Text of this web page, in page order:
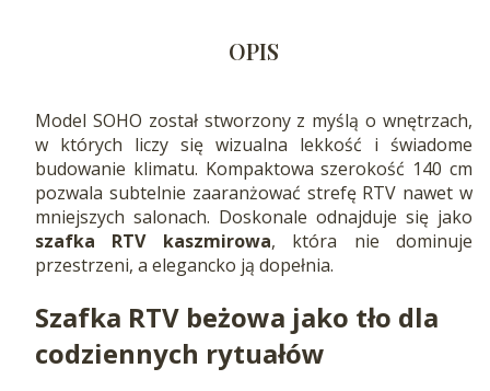
OPIS
Model SOHO został stworzony z myślą o wnętrzach,
w których liczy się wizualna lekkość i świadome
budowanie klimatu. Kompaktowa szerokość 140 cm
pozwala subtelnie zaaranżować strefę RTV nawet w
mniejszych salonach. Doskonale odnajduje się jako
szafka RTV kaszmirowa, która nie dominuje
przestrzeni, a elegancko ją dopełnia.
Szafka RTV beżowa jako tło dla
codziennych rytuałów